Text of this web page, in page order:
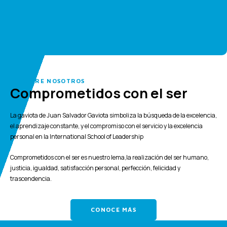
SOBRE NOSOTROS
Comprometidos con el ser
La gaviota de Juan Salvador Gaviota simboliza la búsqueda de la excelencia,
el aprendizaje constante, y el compromiso con el servicio y la excelencia
personal en la International School of Leadership
Comprometidos con el ser es nuestro lema,la realización del ser humano,
justicia, igualdad, satisfacción personal, perfección, felicidad y
trascendencia.
CONOCE MÁS